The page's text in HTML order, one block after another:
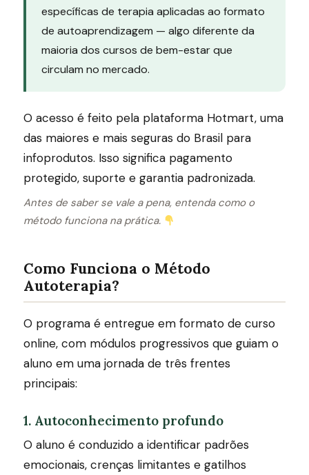
específicas de terapia aplicadas ao formato
de autoaprendizagem — algo diferente da
maioria dos cursos de bem-estar que
circulam no mercado.
O acesso é feito pela plataforma Hotmart, uma
das maiores e mais seguras do Brasil para
infoprodutos. Isso significa pagamento
protegido, suporte e garantia padronizada.
Antes de saber se vale a pena, entenda como o
método funciona na prática.
Como Funciona o Método
Autoterapia?
O programa é entregue em formato de curso
online, com módulos progressivos que guiam o
aluno em uma jornada de três frentes
principais:
1. Autoconhecimento profundo
O aluno é conduzido a identificar padrões
emocionais, crenças limitantes e gatilhos